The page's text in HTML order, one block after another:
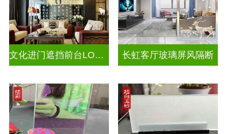
文化进门遮挡前台LOGO电视玻璃背景墙 长虹客厅玻璃屏风隔断